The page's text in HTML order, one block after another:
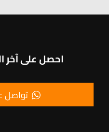
احصل على آخر
تواصل